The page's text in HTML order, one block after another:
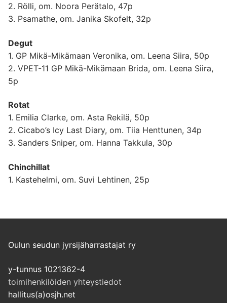
2. Rölli, om. Noora Perätalo, 47p
3. Psamathe, om. Janika Skofelt, 32p
Degut
1. GP Mikä-Mikämaan Veronika, om. Leena Siira, 50p
2. VPET-11 GP Mikä-Mikämaan Brida, om. Leena Siira,
5p
Rotat
1. Emilia Clarke, om. Asta Rekilä, 50p
2. Cicabo’s Icy Last Diary, om. Tiia Henttunen, 34p
3. Sanders Sniper, om. Hanna Takkula, 30p
Chinchillat
1. Kastehelmi, om. Suvi Lehtinen, 25p
Oulun seudun jyrsijäharrastajat ry
y-tunnus 1021362-4
toimihenkilöiden yhteystiedot
hallitus(a)osjh.net